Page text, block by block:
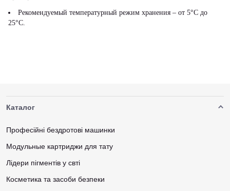
Рекомендуемый температурный режим хранения – от 5°С до
25°С.
Каталог
Професійні бездротові машинки
Модульные картриджи для тату
Лідери пігментів у свті
Косметика та засоби безпеки